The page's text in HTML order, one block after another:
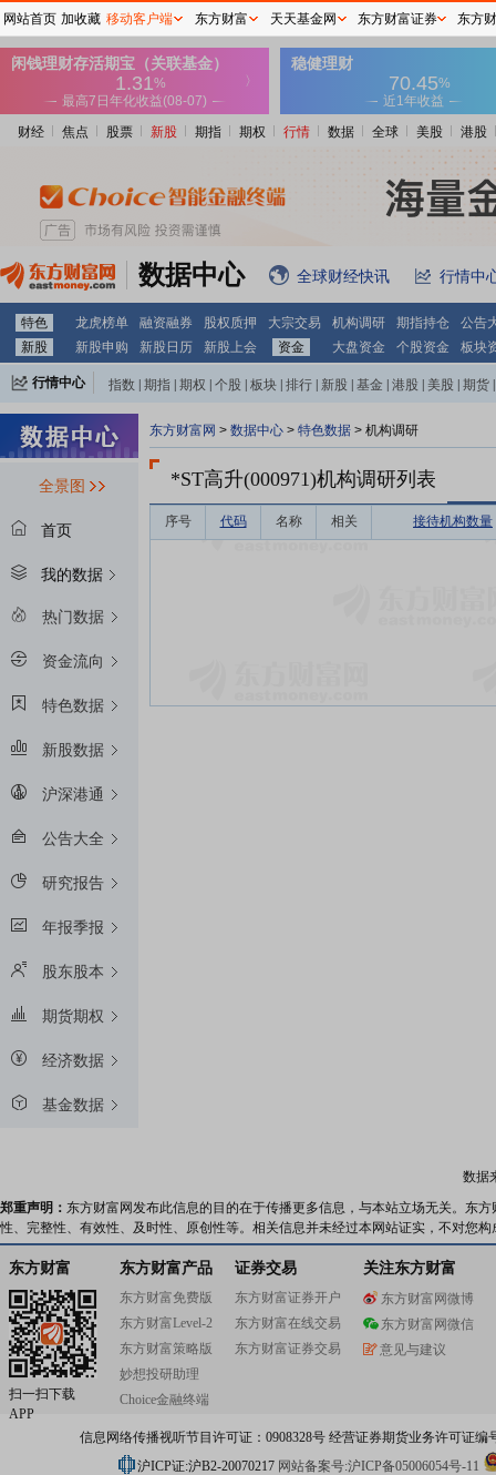
财经 焦点 股票 新股 期指 期权 行情 数据 全球 美股 港股
数据中心 全球财经快讯 行情中
特色 龙虎榜单 融资融券 股权质押 大宗交易 机构调研 期指持仓
公告
新股
新股申购 新股日历 新股上会 资金 大盘资金 个股资金 板块
行情中心 指数 期指 期权 个股 板块 排行 新股 基金 港股 美股 期货
全景图
首页
我的数据
热门数据
资金流向
特色数据
新股数据
沪深港通
公告大全
研究报告
年报季报
股东股本
期货期权
经济数据
基金数据
东方财富网 > 数据中心 > 特色数据 > 机构调研
*ST高升(000971)机构调研列表
序号 代码 名称 相关 接待机构数量
数据
郑重声明： 东方财富网发布此信息的目的在于传播更多信息，与本站立场无关。东
性、完整性、有效性、及时性、原创性等。相关信息并未经过本网站证实，不对您
东方财富
扫一扫下载
APP
东方财富产品
东方财富免费版
东方财富Level-2
东方财富策略版
妙想投研助理
Choice金融终端
证券交易
东方财富证券开户
东方财富在线交易
东方财富证券交易
关注东方财富
东方财富网微博
东方财富网微信
意见与建议
信息网络传播视听节目许可证：0908328号 经营证券期货业务许可证编
沪ICP证:沪B2-20070217 网站备案号:沪ICP备05006054号-11
网站首页 加收藏 移动客户端 东方财富 天天基金网 东方财富证券 东方